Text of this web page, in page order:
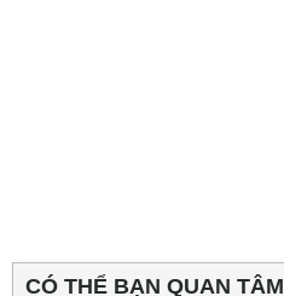
CÓ THỂ BẠN QUAN TÂM